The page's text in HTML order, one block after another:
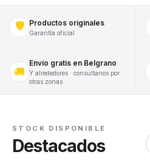
🛡️ Productos originales
Garantía oficial
🚚
Envío gratis en Belgrano
Y alrededores · consultanos por
otras zonas
STOCK DISPONIBLE
Destacados